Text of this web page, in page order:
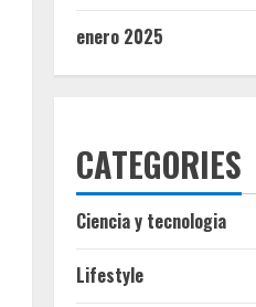
enero 2025
CATEGORIES
Ciencia y tecnologia
Lifestyle